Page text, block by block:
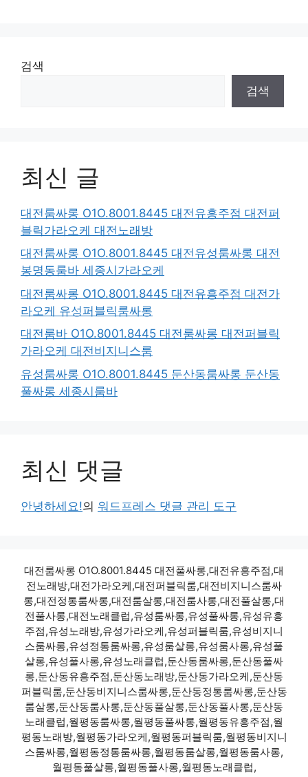
검색
검색
최신 글
대전룸싸롱 O1O.8001.8445 대전유흥주점 대전퍼
블릭가라오케 대전노래방
대전룸싸롱 O1O.8001.8445 대전유성룸싸롱 대전
봉명동룸바 세종시가라오케
대전룸싸롱 O1O.8001.8445 대전유흥주점 대전가
라오케 유성퍼블릭룸싸롱
대전룸바 O1O.8001.8445 대전룸싸롱 대전퍼블릭
가라오케 대전비지니스룸
유성룸싸롱 O1O.8001.8445 둔산동룸싸롱 둔산동
풀싸롱 세종시룸바
최신 댓글
안녕하세요!의 워드프레스 댓글 관리 도구
대전룸싸롱 O1O.8001.8445 대전풀싸롱,대전유흥주점,대
전노래방,대전가라오케,대전퍼블릭룸,대전비지니스룸싸
롱,대전정통룸싸롱,대전룸살롱,대전룸사롱,대전풀살롱,대
전풀사롱,대전노래클럽,유성룸싸롱,유성풀싸롱,유성유흥
주점,유성노래방,유성가라오케,유성퍼블릭룸,유성비지니
스룸싸롱,유성정통룸싸롱,유성룸살롱,유성룸사롱,유성풀
살롱,유성풀사롱,유성노래클럽,둔산동룸싸롱,둔산동풀싸
롱,둔산동유흥주점,둔산동노래방,둔산동가라오케,둔산동
퍼블릭룸,둔산동비지니스룸싸롱,둔산동정통룸싸롱,둔산동
룸살롱,둔산동룸사롱,둔산동풀살롱,둔산동풀사롱,둔산동
노래클럽,월평동룸싸롱,월평동풀싸롱,월평동유흥주점,월
평동노래방,월평동가라오케,월평동퍼블릭룸,월평동비지니
스룸싸롱,월평동정통룸싸롱,월평동룸살롱,월평동룸사롱,
월평동풀살롱,월평동풀사롱,월평동노래클럽,